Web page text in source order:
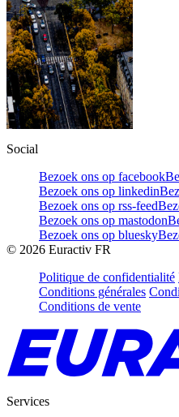
Social
Bezoek ons op facebook
Bezoek ons op linkedin
Bezoek ons op rss-feed
Bezoek ons op mastodon
Bezoek ons op bluesky
© 2026 Euractiv FR
Politique de confidentialité
Conditions générales
Conditions de vente
Services